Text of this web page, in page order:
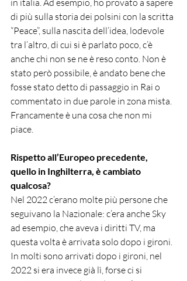
in italia. Ad esempio, ho provato a sapere
di più sulla storia dei polsini con la scritta
“Peace”, sulla nascita dell’idea, lodevole
tra l’altro, di cui si è parlato poco, c’è
anche chi non se ne è reso conto. Non è
stato però possibile, è andato bene che
fosse stato detto di passaggio in Rai o
commentato in due parole in zona mista.
Francamente è una cosa che non mi
piace.
Rispetto all’Europeo precedente,
quello in Inghilterra, è cambiato
qualcosa?
Nel 2022 c’erano molte più persone che
seguivano la Nazionale: c’era anche Sky
ad esempio, che aveva i diritti TV, ma
questa volta è arrivata solo dopo i gironi.
In molti sono arrivati dopo i gironi, nel
2022 si era invece già lì, forse ci si